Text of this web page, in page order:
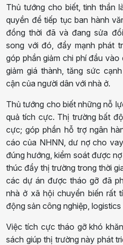
Thủ tướng cho biết, tinh thần
quyền để tiếp tục ban hành
đồng thời đã và đang sửa
song với đó, đẩy mạnh phát
góp phần giảm chi phí đầu
giảm giá thành, tăng sức
cận của người dân với nhà ở.
Thủ tướng cho biết những nỗ
quả tích cực. Thị trường bất
cực; góp phần hỗ trợ ngân
cáo của NHNN, dư nợ cho
đúng hướng, kiểm soát được
thúc đẩy thị trường trong thời
các dự án được tháo gỡ đã
nhà ở xã hội chuyển biến rất
động sản công nghiệp,
Việc tích cực tháo gỡ khó
sách giúp thị trường này phát